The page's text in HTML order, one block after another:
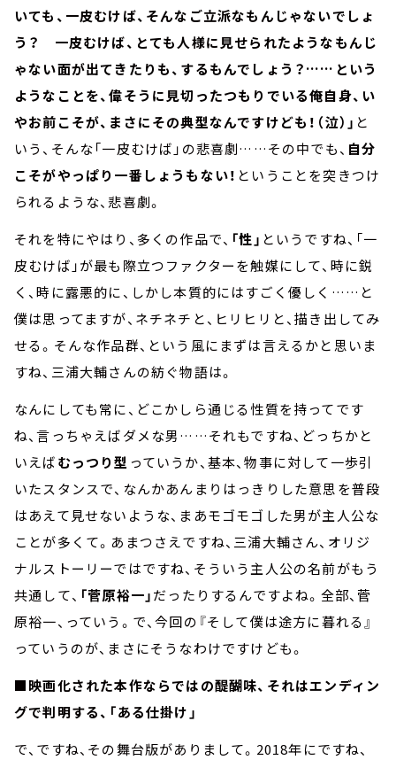
いても、一皮むけば、そんなご立派なもんじゃないでしょ
う？ 一皮むけば、とても人様に見せられたようなもんじ
ゃない面が出てきたりも、するもんでしょう？……という
ようなことを、偉そうに見切ったつもりでいる俺自身、い
やお前こそが、まさにその典型なんですけども！（泣）」 と
いう、そんな「一皮むけば」の悲喜劇……その中でも、 自分
こそがやっぱり一番しょうもない！ ということを突きつけ
られるような、悲喜劇。
それを特にやはり、多くの作品で、 「性」 というですね、「一
皮むけば」が最も際立つファクターを触媒にして、時に鋭
く、時に露悪的に、しかし本質的にはすごく優しく……と
僕は思ってますが、ネチネチと、ヒリヒリと、描き出してみ
せる。そんな作品群、という風にまずは言えるかと思いま
すね、三浦大輔さんの紡ぐ物語は。
なんにしても常に、どこかしら通じる性質を持ってです
ね、言っちゃえばダメな男……それもですね、どっちかと
いえばむっつり型 っていうか、基本、物事に対して一歩引
いたスタンスで、なんかあんまりはっきりした意思を普段
はあえて見せないような、まあモゴモゴした男が主人公な
ことが多くて。あまつさえですね、三浦大輔さん、オリジ
ナルストーリーではですね、そういう主人公の名前がもう
共通して、 「菅原裕一」だったりするんですよね。全部、菅
原裕一、っていう。で、今回の『そして僕は途方に暮れる』
っていうのが、まさにそうなわけですけども。
■映画化された本作ならではの醍醐味、それはエンディン
グで判明する、「ある仕掛け」
で、ですね、その舞台版がありまして。2018年にですね、